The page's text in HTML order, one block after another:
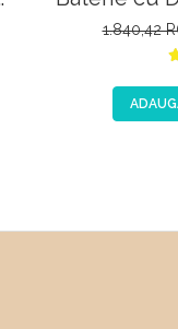
Bronx1.840,42